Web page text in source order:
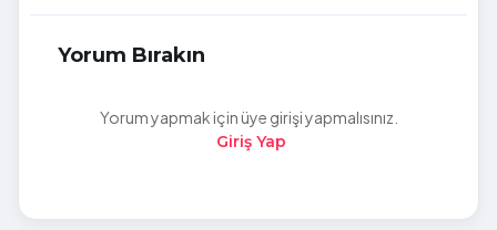
Yorum Bırakın
Yorum yapmak için üye girişi yapmalısınız.
Giriş Yap